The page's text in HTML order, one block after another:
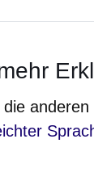
anderen